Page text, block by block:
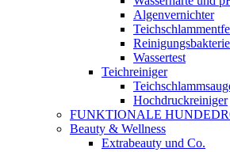
Algenvernichter
Wassertest
Teichreiniger
Hochdruckreiniger
FUNKTIONALE
Beauty & Wellness
Extrabeauty und Co.